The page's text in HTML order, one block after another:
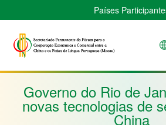
Países
Verde
Bissau
Governo do Rio de
novas tecnologias de
China